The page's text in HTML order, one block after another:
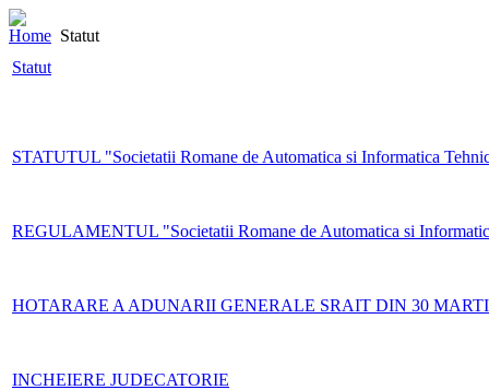
Home Statut
Statut
STATUTUL "Societatii Romane de Automatica si Informatica
REGULAMENTUL "Societatii Romane de Automatica si
HOTARARE A ADUNARII GENERALE SRAIT DIN 30
INCHEIERE JUDECATORIE